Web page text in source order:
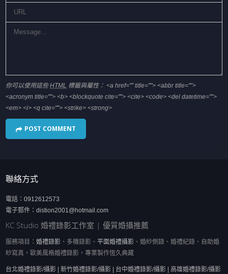
你可以使用這些HTML 標籤與屬性：<a href="" title=""> <abbr title="">
<acronym title=""> <b> <blockquote cite=""> <cite> <code> <del datetime="">
<em> <i> <q cite=""> <strike> <strong>
聯絡方式
電話：0912612573
電子郵件：distion2001@hotmail.com
KC Studio 婚禮錄影工作室 | 優質婚攝推薦
服務項目：婚禮錄影 、多機錄影、平面婚禮攝影 、婚紗側錄、婚禮紀錄、自助婚
紗寫真，歐美風格婚禮錄影，專業製作恆久典藏
台北婚禮錄影/攝影 | 新竹婚禮錄影/攝影 | 台中婚禮錄影/攝影 | 高雄婚禮錄影/攝影